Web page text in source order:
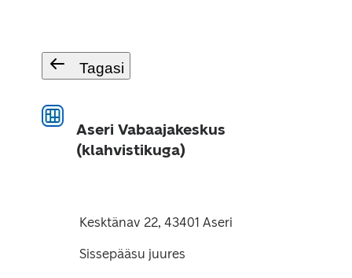
Tagasi
Aseri Vabaajakeskus
(klahvistikuga)
Kesktänav 22, 43401 Aseri
Sissepääsu juures